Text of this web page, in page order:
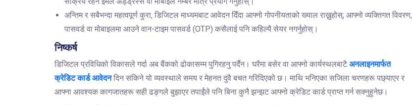
अन्तिम र सबैभन्दा महत्वपूर्ण कुरा, डिजिटल माध्यमबाट आवेदन दिँदा आफ्नो गोपनीयताको ख्याल राख्नुहोस्; आफ्नो व्यक्तिगत विवरण,
पासवर्ड वा मोबाइलमा आउने वान-टाइम पासवर्ड (OTP) कसैलाई पनि कहिल्यै सेयर नगर्नुहोस्।
निष्कर्ष
डिजिटल प्रविधिको विकासले गर्दा अब बैंकको ढोकासम्म पुगिरहनु पर्दैन। घरैमा बसेर वा आफ्नो कार्यस्थलबाटैअनलाइनमार्फत
क्रेडिट कार्ड आवेदनदिन सकिने यो व्यवस्थाले समय र मेहनत दुवै बचत गरिदिएको छ। माथि भनिएका सजिला चरणहरू पछ्याएर र
आफ्ना आवश्यक कागजातहरू सही ढङ्गले बुझाएर तपाईंले पनि बिना कुनै झन्झट आफ्नो क्रेडिट कार्ड प्राप्त गर्न सक्नुहुनेछ।